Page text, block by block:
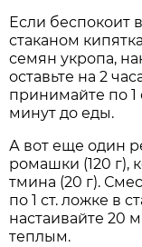
Если беспокоит
стаканом
семян укропа,
оставьте на 2
принимайте по 1
минут до еды.
А вот еще один
ромашки (120 г),
тмина (20 г).
по 1 ст. ложке в
настаивайте 20
теплым.